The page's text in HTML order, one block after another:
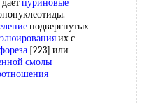
пуриновые
подвергнутых
их с
[223] или
смолы